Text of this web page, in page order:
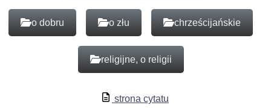
o dobru o złu chrześcijańskie
religijne, o religii
strona cytatu